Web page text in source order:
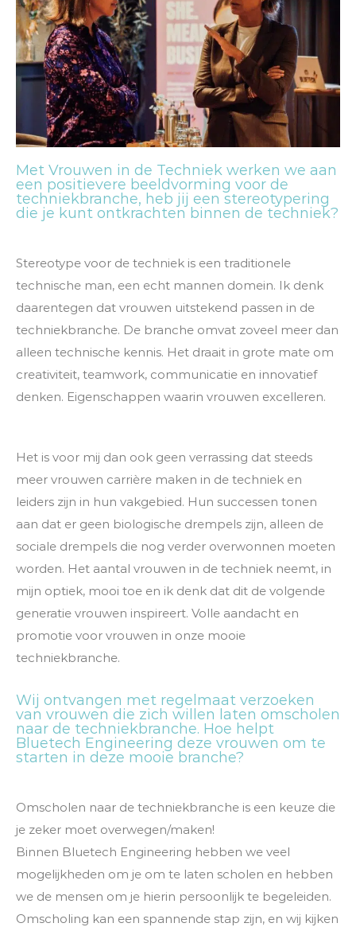
Met Vrouwen in de Techniek werken we aan
een positievere beeldvorming voor de
techniekbranche, heb jij een stereotypering
die je kunt ontkrachten binnen de techniek?
Stereotype voor de techniek is een traditionele
technische man, een echt mannen domein. Ik denk
daarentegen dat vrouwen uitstekend passen in de
techniekbranche. De branche omvat zoveel meer dan
alleen technische kennis. Het draait in grote mate om
creativiteit, teamwork, communicatie en innovatief
denken. Eigenschappen waarin vrouwen excelleren.
Het is voor mij dan ook geen verrassing dat steeds
meer vrouwen carrière maken in de techniek en
leiders zijn in hun vakgebied. Hun successen tonen
aan dat er geen biologische drempels zijn, alleen de
sociale drempels die nog verder overwonnen moeten
worden. Het aantal vrouwen in de techniek neemt, in
mijn optiek, mooi toe en ik denk dat dit de volgende
generatie vrouwen inspireert. Volle aandacht en
promotie voor vrouwen in onze mooie
techniekbranche.
Wij ontvangen met regelmaat verzoeken
van vrouwen die zich willen laten omscholen
naar de techniekbranche. Hoe helpt
Bluetech Engineering deze vrouwen om te
starten in deze mooie branche?
Omscholen naar de techniekbranche is een keuze die
je zeker moet overwegen/maken!
Binnen Bluetech Engineering hebben we veel
mogelijkheden om je om te laten scholen en hebben
we de mensen om je hierin persoonlijk te begeleiden.
Omscholing kan een spannende stap zijn, en wij kijken